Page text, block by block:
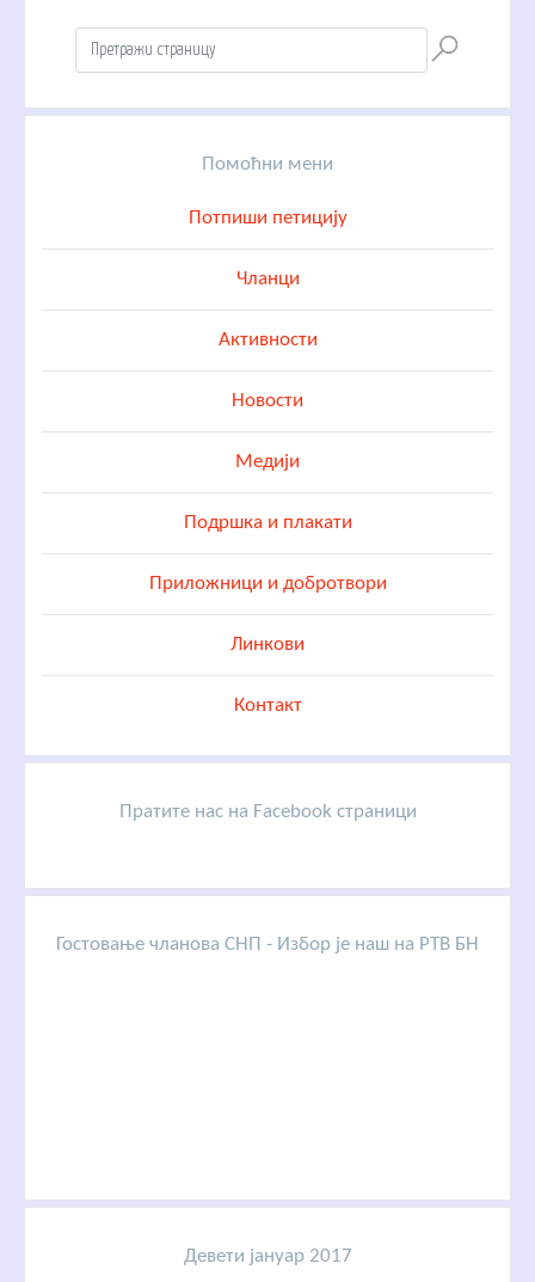
Помоћни мени
Потпиши петицију
Чланци
Активности
Новости
Медији
Подршка и плакати
Приложници и добротвори
Линкови
Контакт
Пратите нас на Facebook страници
Гостовање чланова СНП - Избор је наш на РТВ БН
Девети јануар 2017